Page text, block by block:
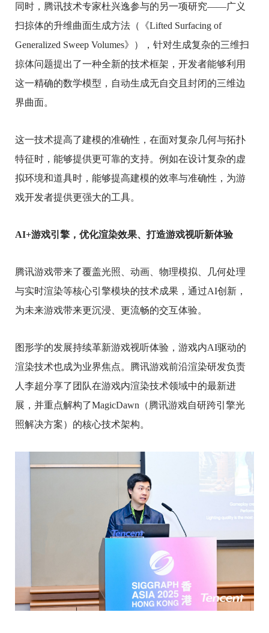
同时，腾讯技术专家杜兴逸参与的另一项研究——广义
扫掠体的升维曲面生成方法（《Lifted Surfacing of
Generalized Sweep Volumes》），针对生成复杂的三维扫
掠体问题提出了一种全新的技术框架，开发者能够利用
这一精确的数学模型，自动生成无自交且封闭的三维边
界曲面。
这一技术提高了建模的准确性，在面对复杂几何与拓扑
特征时，能够提供更可靠的支持。例如在设计复杂的虚
拟环境和道具时，能够提高建模的效率与准确性，为游
戏开发者提供更强大的工具。
AI+游戏引擎，优化渲染效果、打造游戏视听新体验
腾讯游戏带来了覆盖光照、动画、物理模拟、几何处理
与实时渲染等核心引擎模块的技术成果，通过AI创新，
为未来游戏带来更沉浸、更流畅的交互体验。
图形学的发展持续革新游戏视听体验，游戏内AI驱动的
渲染技术也成为业界焦点。腾讯游戏前沿渲染研发负责
人李超分享了团队在游戏内渲染技术领域中的最新进
展，并重点解构了MagicDawn（腾讯游戏自研跨引擎光
照解决方案）的核心技术架构。